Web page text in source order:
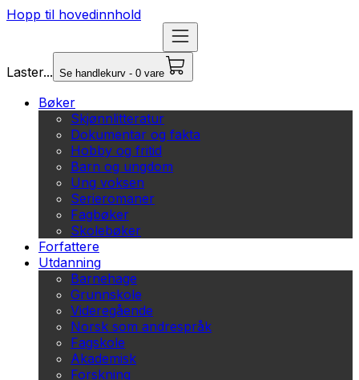
Hopp til hovedinnhold
Laster... Se handlekurv - 0 vare
Bøker
Skjønnlitteratur
Dokumentar og fakta
Hobby og fritid
Barn og ungdom
Ung voksen
Serieromaner
Fagbøker
Skolebøker
Forfattere
Utdanning
Barnehage
Grunnskole
Videregående
Norsk som andrespråk
Fagskole
Akademisk
Forskning